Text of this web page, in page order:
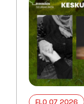
ELO 07 2026